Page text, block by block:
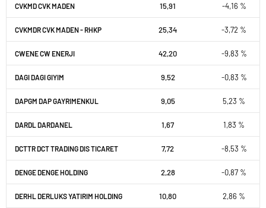
CVKMD CVK MADEN 15,91 -4,16 %
CVKMDR CVK MADEN - RHKP 25,34 -3,72 %
CWENE CW ENERJI 42,20 -9,83 %
DAGI DAGI GIYIM 9,52 -0,83 %
DAPGM DAP GAYRIMENKUL 9,05 5,23 %
DARDL DARDANEL 1,67 1,83 %
DCTTR DCT TRADING DIS TICARET 7,72 -8,53 %
DENGE DENGE HOLDING 2,28 -0,87 %
DERHL DERLUKS YATIRIM HOLDING 10,80 2,86 %